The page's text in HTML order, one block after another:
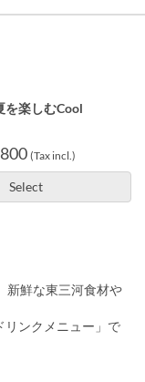
を楽しむCool
(Tax incl.)
Select
新鮮な東三河食材や
リンクメニュー」で